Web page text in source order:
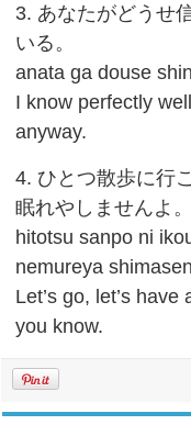
3. あなたがどうせ
いる。
anata ga douse
I know perfectly
anyway.
4. ひとつ散歩に行
眠れやしませんよ。
hitotsu sanpo ni
nemureya
Let’s go, let’s
you know.